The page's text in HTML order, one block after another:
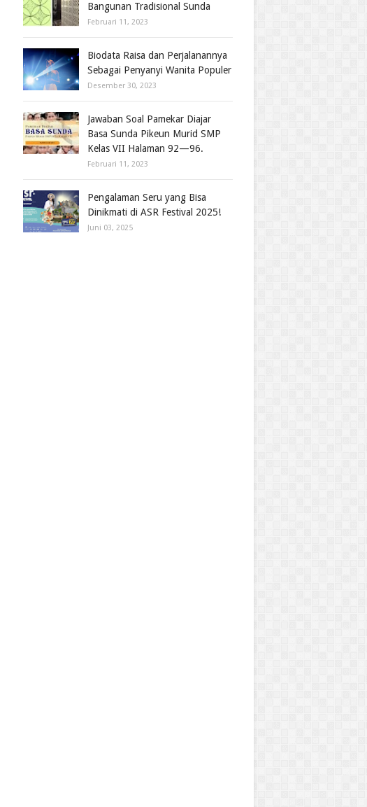
Bangunan Tradisional Sunda
Februari 11, 2023
Biodata Raisa dan Perjalanannya
Sebagai Penyanyi Wanita Populer
Desember 30, 2023
Jawaban Soal Pamekar Diajar
Basa Sunda Pikeun Murid SMP
Kelas VII Halaman 92—96.
Februari 11, 2023
Pengalaman Seru yang Bisa
Dinikmati di ASR Festival 2025!
Juni 03, 2025